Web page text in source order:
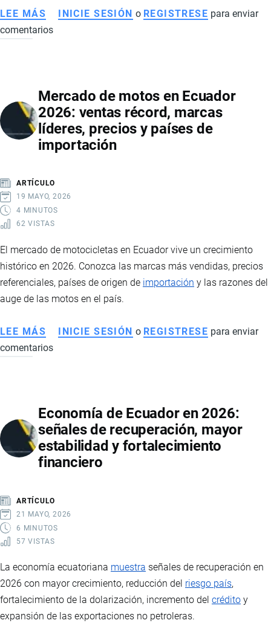
EN
LEE MÁS SOBRE
SOBREOFERTA
ECUADOR
2026:
CAÍDA
DE
EN
PRODUCTORES
E
INICIE SESIÓN o REGISTRESE para enviar
comentarios
Mercado de motos en Ecuador
2026: ventas récord, marcas
líderes, precios y países de
importación
ARTÍCULO
19 MAYO, 2026
4 MINUTOS
62 VISTAS
El mercado de motocicletas en Ecuador vive un crecimiento
histórico en 2026. Conozca las marcas más vendidas, precios
referenciales, países de origen de importación y las razones del
auge de las motos en el país.
LEE MÁS SOBRE
MERCADO
ECUADOR
2026:
VENTAS
RÉCORD,
PRECIOS
Y
PAÍSES
INICIE SESIÓN o REGISTRESE para enviar
comentarios
Economía de Ecuador en 2026:
señales de recuperación, mayor
estabilidad y fortalecimiento
financiero
ARTÍCULO
21 MAYO, 2026
6 MINUTOS
57 VISTAS
La economía ecuatoriana muestra señales de recuperación en
2026 con mayor crecimiento, reducción del riesgo país,
fortalecimiento de la dolarización, incremento del crédito y
expansión de las exportaciones no petroleras.